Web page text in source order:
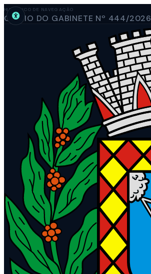
HISTÓRICO DE NAVEGAÇÃO
OFÍCIO DO GABINETE Nº 444/2026